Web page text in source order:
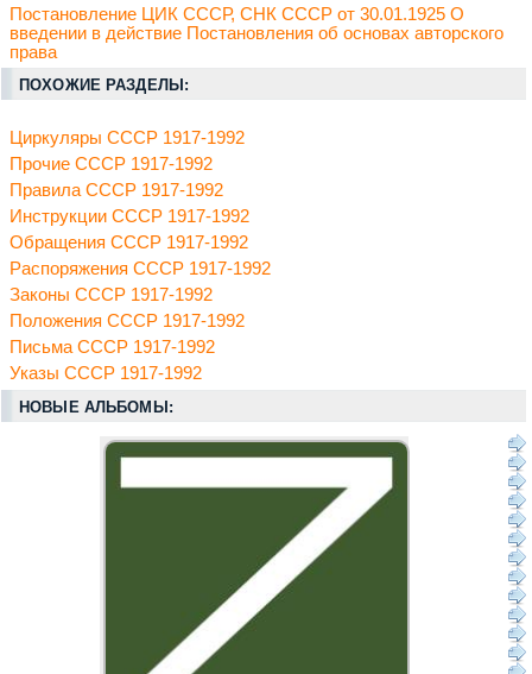
Постановление ЦИК СССР, СНК СССР от 30.01.1925 О
введении в действие Постановления об основах авторского
права
ПОХОЖИЕ РАЗДЕЛЫ:
Циркуляры СССР 1917-1992
Прочие СССР 1917-1992
Правила СССР 1917-1992
Инструкции СССР 1917-1992
Обращения СССР 1917-1992
Распоряжения СССР 1917-1992
Законы СССР 1917-1992
Положения СССР 1917-1992
Письма СССР 1917-1992
Указы СССР 1917-1992
НОВЫЕ АЛЬБОМЫ: